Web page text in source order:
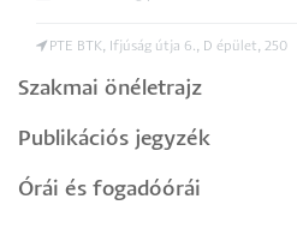
PTE BTK, Ifjúság útja 6., D épület, 250
Szakmai önéletrajz
Publikációs jegyzék
Órái és fogadóórái